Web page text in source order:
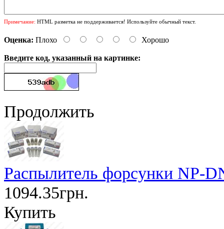
Примечание: HTML разметка не поддерживается! Используйте обычный текст.
Оценка: Плохо Хорошо
Введите код, указанный на картинке:
Продолжить
Распылитель форсунки NP-
1094.35грн.
Купить